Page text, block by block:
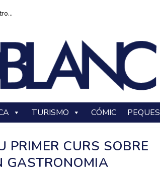
TURISMO CÓMIC PEQUES
PRIMER CURS SOBRE
GASTRONOMIA